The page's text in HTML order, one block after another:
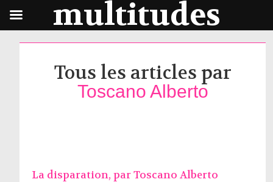
Tous les articles par
Toscano Alberto
La disparation, parToscano Alberto
multitudes